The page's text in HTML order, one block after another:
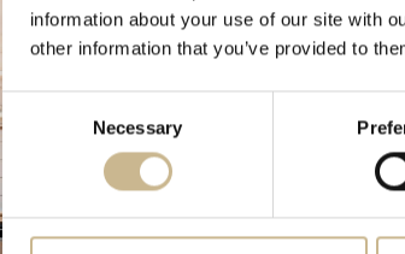
information about your use of our site with
other information that you’ve provided to
Selection
Necessary